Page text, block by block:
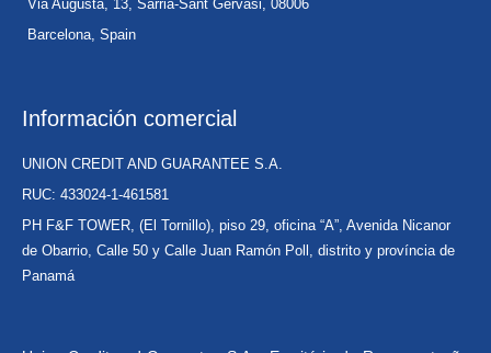
Via Augusta, 13, Sarrià-Sant Gervasi, 08006
Barcelona, Spain
Información comercial
UNION CREDIT AND GUARANTEE S.A.
RUC: 433024-1-461581
PH F&F TOWER, (El Tornillo), piso 29, oficina “A”, Avenida Nicanor
de Obarrio, Calle 50 y Calle Juan Ramón Poll, distrito y província de
Panamá